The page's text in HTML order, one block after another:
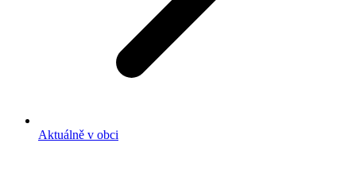
Aktuálně v obci